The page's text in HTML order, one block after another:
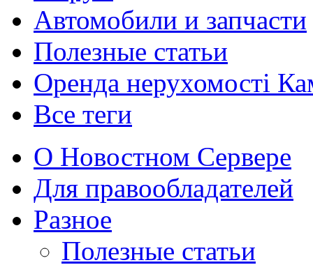
Автомобили и запчасти
Полезные статьи
Оренда нерухомості
Все теги
О Новостном Сервере
Для правообладателей
Разное
Полезные статьи